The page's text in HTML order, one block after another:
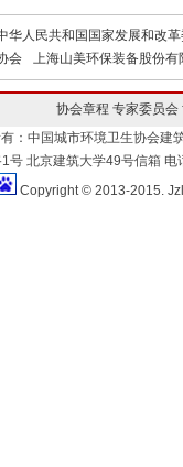
华人民共和国国家发展和改
会 上海山美环保装备股份有
协会章程 专家委员会
有：中国城市环境卫生协会建
号 北京建筑大学49号信箱
Copyright © 2013-2015.